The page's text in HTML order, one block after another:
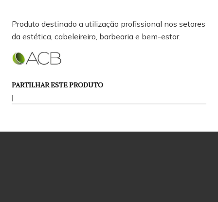
Produto destinado a utilização profissional nos setores
da estética, cabeleireiro, barbearia e bem-estar.
PARTILHAR ESTE PRODUTO
|